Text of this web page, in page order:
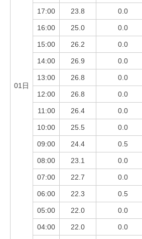
01日
17:00 23.8 0.0
16:00 25.0 0.0
15:00 26.2 0.0
14:00 26.9 0.0
13:00 26.8 0.0
12:00 26.8 0.0
11:00 26.4 0.0
10:00 25.5 0.0
09:00 24.4 0.5
08:00 23.1 0.0
07:00 22.7 0.0
06:00 22.3 0.5
05:00 22.0 0.0
04:00 22.0 0.0